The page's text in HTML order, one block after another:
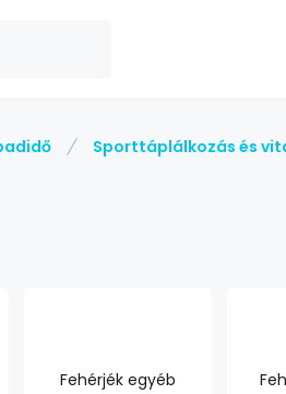
Sporttáplálkozás és
Fehérjék egyéb